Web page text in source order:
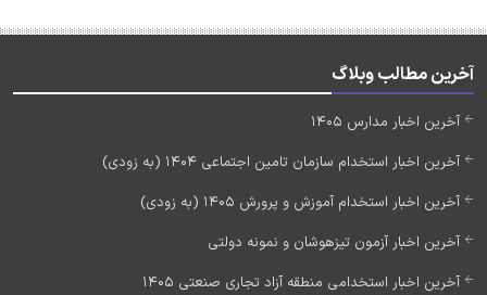
آخرین مطالب وبلاگ
آخرین اخبار مدارس 1405
آخرین اخبار استخدام سازمان تامین اجتماعی 1404 (به زودی)
آخرین اخبار استخدام آموزش و پرورش 1405 (به زودی)
آخرین اخبار آزمون تیزهوشان و نمونه دولتی
آخرین اخبار استخدامی منطقه آزاد تجاری صنعتی 1405